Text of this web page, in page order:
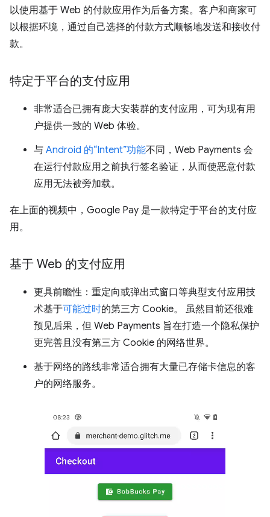
以使用基于 Web 的付款应用作为后备方案。客户和商家可
以根据环境，通过自己选择的付款方式顺畅地发送和接收付
款。
特定于平台的支付应用
非常适合已拥有庞大安装群的支付应用，可为现有用
户提供一致的 Web 体验。
与 Android 的“Intent”功能不同，Web Payments 会
在运行付款应用之前执行签名验证，从而使恶意付款
应用无法被旁加载。
在上面的视频中，Google Pay 是一款特定于平台的支付应
用。
基于 Web 的支付应用
更具前瞻性：重定向或弹出式窗口等典型支付应用技
术基于可能过时的第三方 Cookie。 虽然目前还很难
预见后果，但 Web Payments 旨在打造一个隐私保护
更完善且没有第三方 Cookie 的网络世界。
基于网络的路线非常适合拥有大量已存储卡信息的客
户的网络服务。